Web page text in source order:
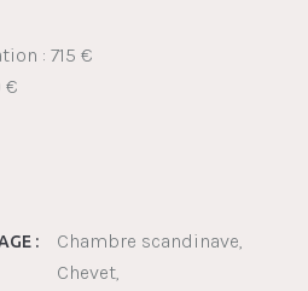
: 715 €
€
:
Chambre scandinave
Chevet